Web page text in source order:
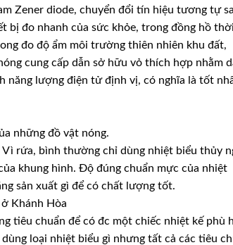
Zener diode, chuyển đổi tín hiệu tương tự
bị đo nhanh của sức khỏe, trong đồng hồ thời
đo độ ẩm môi trường thiên nhiên khu đất,
cung cấp dẫn sở hữu vỏ thích hợp nhằm
năng lượng điện tử định vị, có nghĩa là tốt
những đồ vật nóng.
rứa, bình thường chỉ dùng nhiệt biểu thủy
khung hình. Độ đúng chuẩn mực của nhiệt
sản xuất gì để có chất lượng tốt.
Khánh Hòa
tiêu chuẩn để có đc một chiếc nhiệt kế phù
loại nhiệt biểu gì nhưng tất cả các tiêu